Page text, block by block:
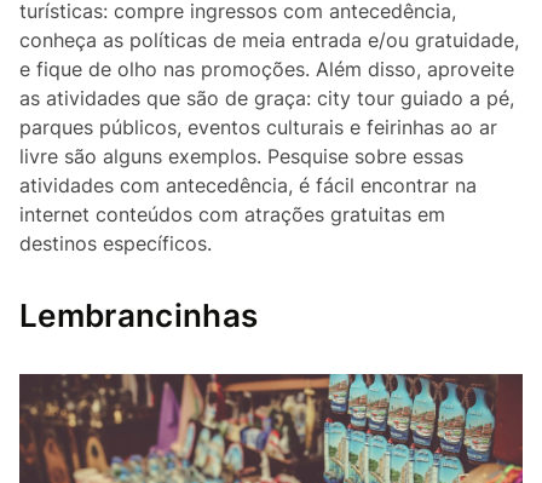
turísticas: compre ingressos com antecedência,
conheça as políticas de meia entrada e/ou gratuidade,
e fique de olho nas promoções. Além disso, aproveite
as atividades que são de graça: city tour guiado a pé,
parques públicos, eventos culturais e feirinhas ao ar
livre são alguns exemplos. Pesquise sobre essas
atividades com antecedência, é fácil encontrar na
internet conteúdos com atrações gratuitas em
destinos específicos.
Lembrancinhas